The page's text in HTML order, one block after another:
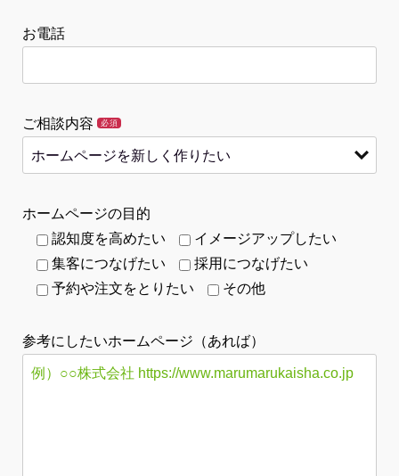
お電話
ご相談内容 必須
ホームページの目的
認知度を高めたい
イメージアップしたい
集客につなげたい
採用につなげたい
予約や注文をとりたい
その他
参考にしたいホームページ（あれば）